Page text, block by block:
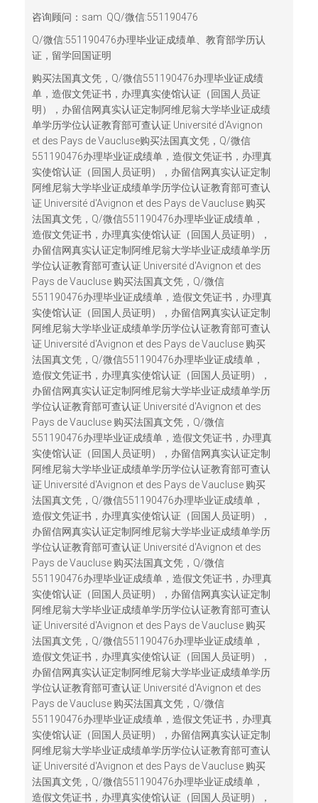
咨询顾问：sam QQ/微信:551190476
Q/微信:551190476办理毕业证成绩单、教育部学历认
证，留学回国证明
购买法国真文凭，Q/微信551190476办理毕业证成绩
单，造假文凭证书，办理真实使馆认证（回国人员证
明），办留信网真实认证定制阿维尼翁大学毕业证成绩
单学历学位认证教育部可查认证 Université d'Avignon
et des Pays de Vaucluse购买法国真文凭，Q/微信
551190476办理毕业证成绩单，造假文凭证书，办理真
实使馆认证（回国人员证明），办留信网真实认证定制
阿维尼翁大学毕业证成绩单学历学位认证教育部可查认
证 Université d'Avignon et des Pays de Vaucluse 购买
法国真文凭，Q/微信551190476办理毕业证成绩单，
造假文凭证书，办理真实使馆认证（回国人员证明），
办留信网真实认证定制阿维尼翁大学毕业证成绩单学历
学位认证教育部可查认证 Université d'Avignon et des
Pays de Vaucluse 购买法国真文凭，Q/微信
551190476办理毕业证成绩单，造假文凭证书，办理真
实使馆认证（回国人员证明），办留信网真实认证定制
阿维尼翁大学毕业证成绩单学历学位认证教育部可查认
证 Université d'Avignon et des Pays de Vaucluse 购买
法国真文凭，Q/微信551190476办理毕业证成绩单，
造假文凭证书，办理真实使馆认证（回国人员证明），
办留信网真实认证定制阿维尼翁大学毕业证成绩单学历
学位认证教育部可查认证 Université d'Avignon et des
Pays de Vaucluse 购买法国真文凭，Q/微信
551190476办理毕业证成绩单，造假文凭证书，办理真
实使馆认证（回国人员证明），办留信网真实认证定制
阿维尼翁大学毕业证成绩单学历学位认证教育部可查认
证 Université d'Avignon et des Pays de Vaucluse 购买
法国真文凭，Q/微信551190476办理毕业证成绩单，
造假文凭证书，办理真实使馆认证（回国人员证明），
办留信网真实认证定制阿维尼翁大学毕业证成绩单学历
学位认证教育部可查认证 Université d'Avignon et des
Pays de Vaucluse 购买法国真文凭，Q/微信
551190476办理毕业证成绩单，造假文凭证书，办理真
实使馆认证（回国人员证明），办留信网真实认证定制
阿维尼翁大学毕业证成绩单学历学位认证教育部可查认
证 Université d'Avignon et des Pays de Vaucluse 购买
法国真文凭，Q/微信551190476办理毕业证成绩单，
造假文凭证书，办理真实使馆认证（回国人员证明），
办留信网真实认证定制阿维尼翁大学毕业证成绩单学历
学位认证教育部可查认证 Université d'Avignon et des
Pays de Vaucluse 购买法国真文凭，Q/微信
551190476办理毕业证成绩单，造假文凭证书，办理真
实使馆认证（回国人员证明），办留信网真实认证定制
阿维尼翁大学毕业证成绩单学历学位认证教育部可查认
证 Université d'Avignon et des Pays de Vaucluse 购买
法国真文凭，Q/微信551190476办理毕业证成绩单，
造假文凭证书，办理真实使馆认证（回国人员证明），